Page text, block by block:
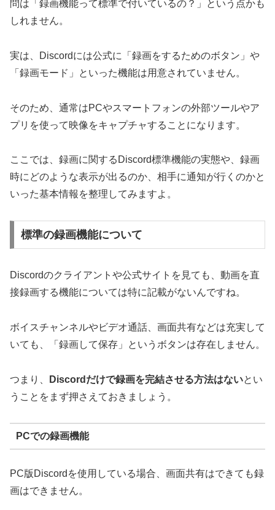
問は「録画機能って標準で付いているの？」という点かも
しれません。
実は、Discordには公式に「録画をするためのボタン」や
「録画モード」といった機能は用意されていません。
そのため、通常はPCやスマートフォンの外部ツールやア
プリを使って映像をキャプチャすることになります。
ここでは、録画に関するDiscord標準機能の実態や、録画
時にどのような表示が出るのか、相手に通知が行くのかと
いった基本情報を整理してみますよ。
標準の録画機能について
Discordのクライアントや公式サイトを見ても、動画を直
接録画する機能については特に記載がないんですね。
ボイスチャンネルやビデオ通話、画面共有などは充実して
いても、「録画して保存」というボタンは存在しません。
つまり、 Discordだけで録画を完結させる方法はないとい
うことをまず押さえておきましょう。
PCでの録画機能
PC版Discordを使用している場合、画面共有はできても録
画はできません。